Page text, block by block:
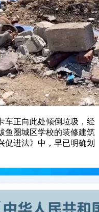
车正向此处倾倒垃圾，经
鱼圈城区学校的装修建筑
促进法》中，早已明确划